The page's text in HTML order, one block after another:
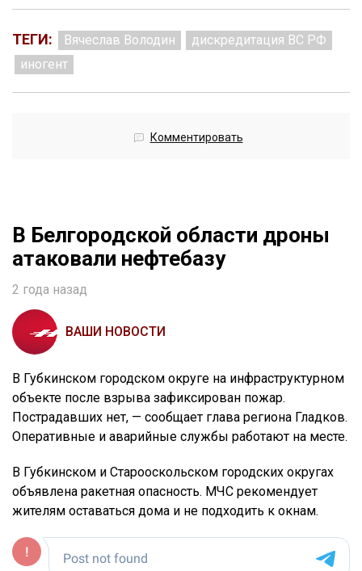
ТЕГИ: Вячеслав Володин
дискредитация ВС РФ
иногент
Комментировать
В Белгородской области дроны
атаковали нефтебазу
2 года назад
ВАШИ НОВОСТИ
В Губкинском городском округе на инфраструктурном
объекте после взрыва зафиксирован пожар.
Пострадавших нет, — сообщает глава региона Гладков.
Оперативные и аварийные службы работают на месте.
В Губкинском и Старооскольском городских округах
объявлена ракетная опасность. МЧС рекомендует
жителям оставаться дома и не подходить к окнам.